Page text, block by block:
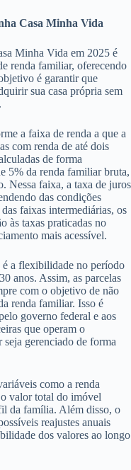
Casa Minha Vida
Minha Vida em 2025 é
renda familiar, oferecendo
é garantir que
sua casa própria sem
a faixa de renda a que a
com renda de até dois
de forma
5% da renda familiar bruta,
Nessa faixa, a taxa de juros
das condições
faixas intermediárias, os
às taxas praticadas no
mais acessível.
a flexibilidade no período
anos. Assim, as parcelas
com o objetivo de não
renda familiar. Isso é
governo federal e aos
que operam o
gerenciado de forma
como a renda
valor total do imóvel
da família. Além disso, o
reajustes anuais
dos valores ao longo